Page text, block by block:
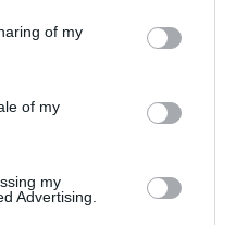
of my
of my
my
Advertising.